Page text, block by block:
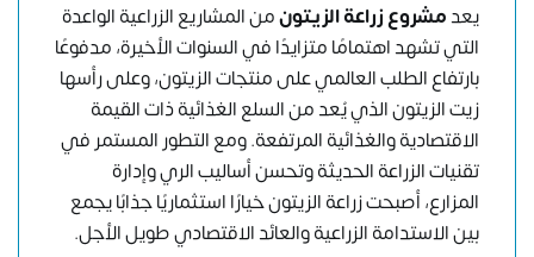
يعدمشروع زراعة الزيتونمن المشاريع الزراعية الواعدة
التي تشهد اهتمامًا متزايدًا في السنوات الأخيرة، مدفوعًا
بارتفاع الطلب العالمي على منتجات الزيتون، وعلى رأسها
زيت الزيتون الذي يُعد من السلع الغذائية ذات القيمة
الاقتصادية والغذائية المرتفعة. ومع التطور المستمر في
تقنيات الزراعة الحديثة وتحسن أساليب الري وإدارة
المزارع، أصبحت زراعة الزيتون خيارًا استثماريًا جذابًا يجمع
بين الاستدامة الزراعية والعائد الاقتصادي طويل الأجل.